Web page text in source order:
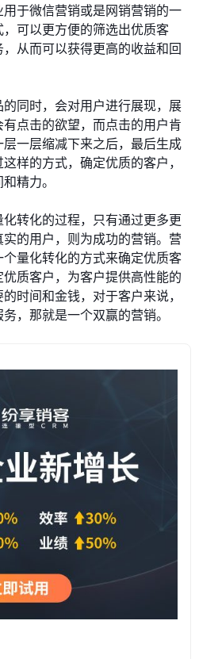
于微信营销或是网销营销的一
可以更方便的筛选出优质客
从而可以获得更高的收益和回
同时，会对用户进行展现，展
点击的欲望，而点击的用户肯
一层缩减下来之后，最后生成
样的方式，确定优质的客户，
精力。
转化的过程，只有通过更多更
的用户，则为成功的营销。营
量化转化的方式来确定优质客
质客户，为客户提供高性能的
时间和金钱，对于客户来说，
，那就是一个双赢的营销。